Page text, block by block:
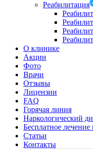
Реабилитация
О клинике
Акции
Фото
Врачи
Отзывы
Лицензии
FAQ
Горячая линия
Наркологический
Бесплатное
Статьи
Контакты